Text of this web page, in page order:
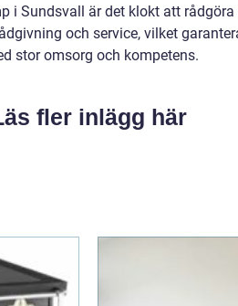
i Sundsvall är det klokt att
och service, vilket
stor omsorg och kompetens.
fler inlägg här